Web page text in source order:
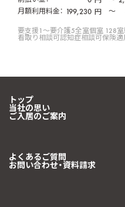
月額利用料金： 199,230 円 〜
要支援1〜要介護5全室個室 128室
看取り相談可認知症相談可保険適
トップ
当社の思い
ご入居のご案内
よくあるご質問
お問い合わせ・資料請求